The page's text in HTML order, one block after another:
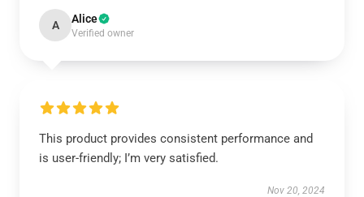
A Alice
Verified owner
This product provides consistent performance and
is user-friendly; I’m very satisfied.
Nov 20, 2024